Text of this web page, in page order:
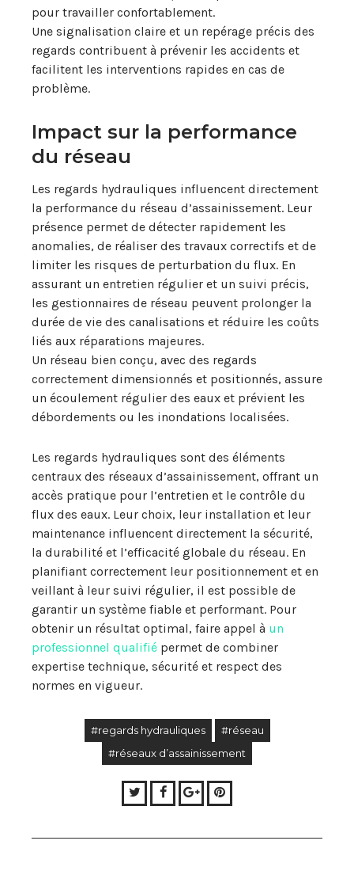
pour travailler confortablement.
Une signalisation claire et un repérage précis des
regards contribuent à prévenir les accidents et
facilitent les interventions rapides en cas de
problème.
Impact sur la performance
du réseau
Les regards hydrauliques influencent directement
la performance du réseau d’assainissement. Leur
présence permet de détecter rapidement les
anomalies, de réaliser des travaux correctifs et de
limiter les risques de perturbation du flux. En
assurant un entretien régulier et un suivi précis,
les gestionnaires de réseau peuvent prolonger la
durée de vie des canalisations et réduire les coûts
liés aux réparations majeures.
Un réseau bien conçu, avec des regards
correctement dimensionnés et positionnés, assure
un écoulement régulier des eaux et prévient les
débordements ou les inondations localisées.
Les regards hydrauliques sont des éléments
centraux des réseaux d’assainissement, offrant un
accès pratique pour l’entretien et le contrôle du
flux des eaux. Leur choix, leur installation et leur
maintenance influencent directement la sécurité,
la durabilité et l’efficacité globale du réseau. En
planifiant correctement leur positionnement et en
veillant à leur suivi régulier, il est possible de
garantir un système fiable et performant. Pour
obtenir un résultat optimal, faire appel à un
professionnel qualifié permet de combiner
expertise technique, sécurité et respect des
normes en vigueur.
#regards hydrauliques
#réseau
#réseaux d’assainissement
TwitterFacebook
Google+Pinterest